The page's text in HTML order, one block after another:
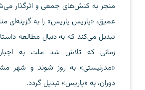
منجر به کنش‌های جمعی و اثرگذار
عمیق، «پاریس پاریس» را به گزینه‌ای
تبدیل می‌کند که به دنبال مطالعه
زمانی که تلاش شد ملت به
«مدرنیستی» به روز شوند و شهر
دوران، به «پاریس» تبدیل گردد.